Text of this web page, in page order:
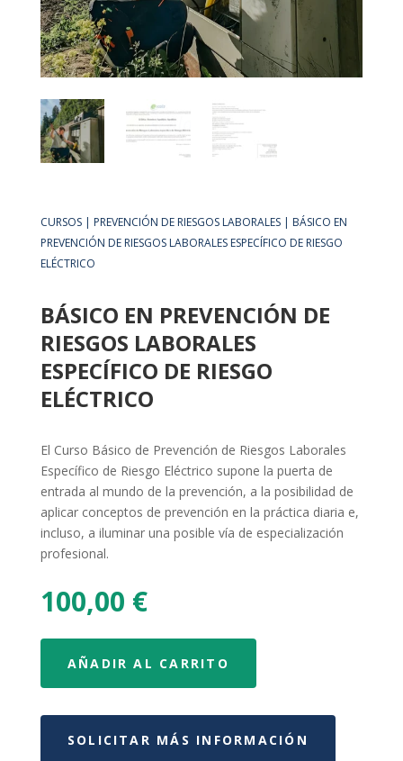
CURSOS| PREVENCIÓN DE RIESGOS LABORALES| BÁSICO EN
PREVENCIÓN DE RIESGOS LABORALES ESPECÍFICO DE RIESGO
ELÉCTRICO
BÁSICO EN PREVENCIÓN DE
RIESGOS LABORALES
ESPECÍFICO DE RIESGO
ELÉCTRICO
El Curso Básico de Prevención de Riesgos Laborales
Específico de Riesgo Eléctrico supone la puerta de
entrada al mundo de la prevención, a la posibilidad de
aplicar conceptos de prevención en la práctica diaria e,
incluso, a iluminar una posible vía de especialización
profesional.
100,00 €
AÑADIR AL CARRITO
SOLICITAR MÁS INFORMACIÓN